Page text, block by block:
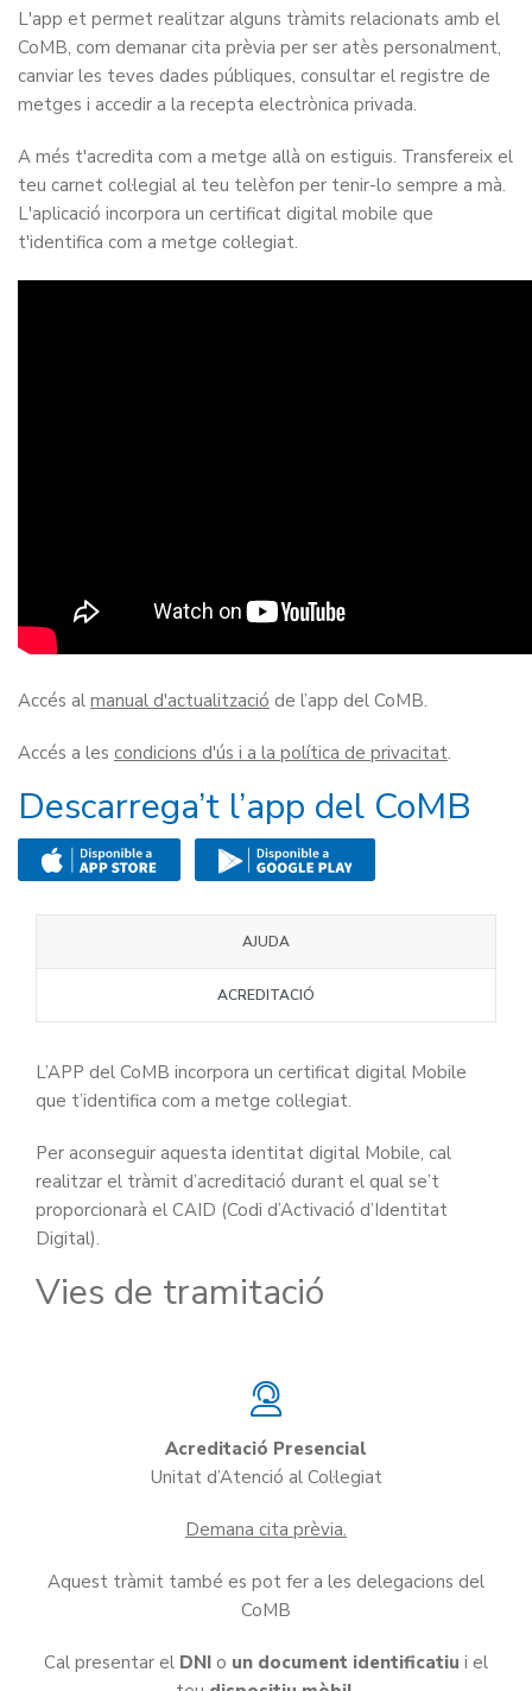
L'app et permet realitzar alguns tràmits relacionats amb el
CoMB, com demanar cita prèvia per ser atès personalment,
canviar les teves dades públiques, consultar el registre de
metges i accedir a la recepta electrònica privada.
A més t'acredita com a metge allà on estiguis. Transfereix el
teu carnet col·legial al teu telèfon per tenir-lo sempre a mà.
L'aplicació incorpora un certificat digital mobile que
t'identifica com a metge col·legiat.
Accés al manual d'actualització de l’app del CoMB.
Accés a les condicions d'ús i a la política de privacitat.
Descarrega’t l’app del CoMB
AJUDA
ACREDITACIÓ
L’APP del CoMB incorpora un certificat digital Mobile
que t’identifica com a metge col·legiat.
Per aconseguir aquesta identitat digital Mobile, cal
realitzar el tràmit d’acreditació durant el qual se’t
proporcionarà el CAID (Codi d’Activació d’Identitat
Digital).
Vies de tramitació
Acreditació Presencial
Unitat d’Atenció al Col·legiat
Demana cita prèvia.
Aquest tràmit també es pot fer a les delegacions del
CoMB
Cal presentar el DNI o un document identificatiu i el